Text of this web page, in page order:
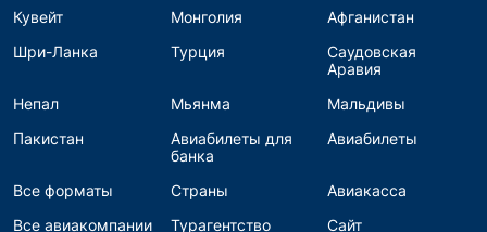
Кувейт
Монголия
Афганистан
Шри-Ланка
Турция
Саудовская
Аравия
Непал
Мьянма
Мальдивы
Пакистан
Авиабилеты для
банка
Авиабилеты
Все форматы Страны
Авиакасса
Все авиакомпании
Турагентство
Сайт